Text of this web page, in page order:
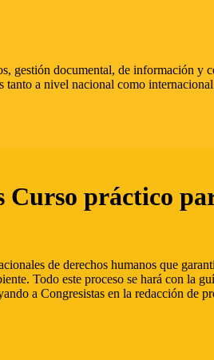
gestión documental, de información y
tanto a nivel nacional como
Curso práctico
de derechos humanos que
Todo este proceso se hará con la
a Congresistas en la redacción de